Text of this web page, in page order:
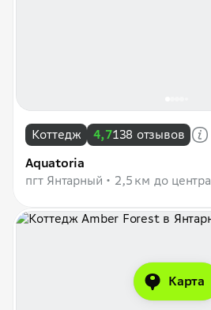
Коттедж 4,7138 отзывов
Aquatoria
пгт Янтарный
2,5 км до центра
Карта